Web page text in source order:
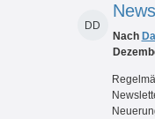
DD
Nach